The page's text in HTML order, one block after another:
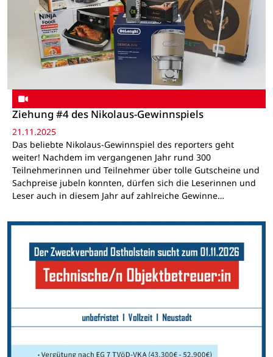
Ziehung #4 des Nikolaus-Gewinnspiels
21.11.2025
Das beliebte Nikolaus-Gewinnspiel des reporters geht
weiter! Nachdem im vergangenen Jahr rund 300
Teilnehmerinnen und Teilnehmer über tolle Gutscheine und
Sachpreise jubeln konnten, dürfen sich die Leserinnen und
Leser auch in diesem Jahr auf zahlreiche Gewinne…